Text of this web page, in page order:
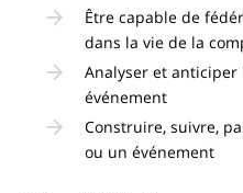
Être capable de
dans la vie de la
Analyser et anticiper
événement
Construire, suivre,
ou un événement